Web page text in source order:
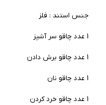
جنس استند : فلز
1 عدد چاقو سر آشپز
1 عدد چاقو برش دادن
1 عدد چاقو نان
1 عدد چاقو خرد کردن